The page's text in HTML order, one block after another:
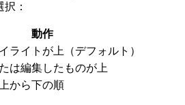
：
動作
ライトが上（デフォルト）
は編集したものが上
から下の順